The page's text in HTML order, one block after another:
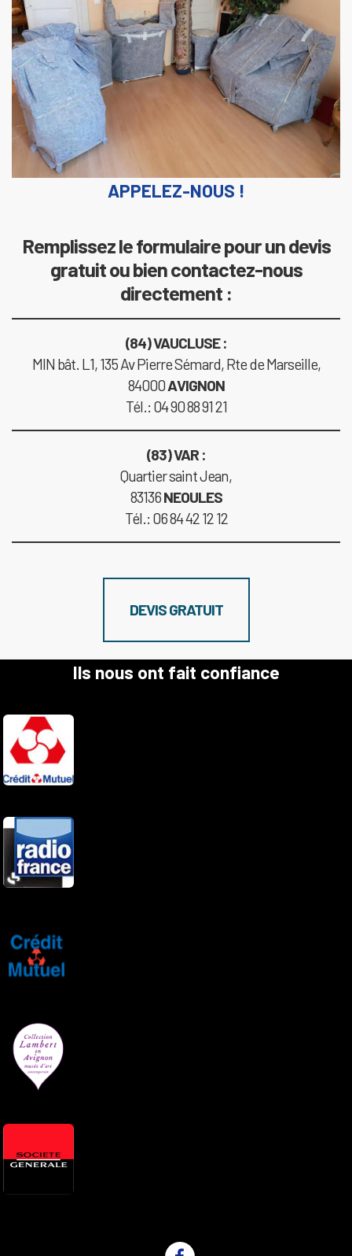
APPELEZ-NOUS !
Remplissez le formulaire pour un devis
gratuit ou bien contactez-nous
directement :
(84) VAUCLUSE :
MIN bât. L1, 135 Av Pierre Sémard, Rte de Marseille,
84000AVIGNON
Tél.: 04 90 88 91 21
(83) VAR :
Quartier saint Jean,
83136NEOULES
Tél.: 06 84 42 12 12
DEVIS GRATUIT
Ils nous ont fait confiance